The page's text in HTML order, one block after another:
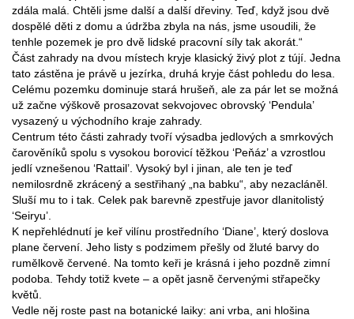
zdála malá. Chtěli jsme další a další dřeviny. Teď, když jsou dvě
dospělé děti z domu a údržba zbyla na nás, jsme usoudili, že
tenhle pozemek je pro dvě lidské pracovní síly tak akorát.“
Část zahrady na dvou místech kryje klasický živý plot z tújí. Jedna
tato zástěna je právě u jezírka, druhá kryje část pohledu do lesa.
Celému pozemku dominuje stará hrušeň, ale za pár let se možná
už začne výškově prosazovat sekvojovec obrovský ‘Pendula’
vysazený u východního kraje zahrady.
Centrum této části zahrady tvoří výsadba jedlových a smrkových
čarověníků spolu s vysokou borovicí těžkou ‘Peňáz’ a vzrostlou
jedlí vznešenou ‘Rattail’. Vysoký byl i jinan, ale ten je teď
nemilosrdně zkrácený a sestřihaný „na babku“, aby nezacláněl.
Sluší mu to i tak. Celek pak barevně zpestřuje javor dlanitolistý
‘Seiryu’.
K nepřehlédnutí je keř vilínu prostředního ‘Diane’, který doslova
plane červení. Jeho listy s podzimem přešly od žluté barvy do
rumělkově červené. Na tomto keři je krásná i jeho pozdně zimní
podoba. Tehdy totiž kvete – a opět jasně červenými střapečky
květů.
Vedle něj roste past na botanické laiky: ani vrba, ani hlošina